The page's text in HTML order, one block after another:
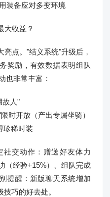
装备应对多变环境
大收益？
点。"结义系统"升级后，
奖励，有效数据表明组队
也非常丰富：
故人"
时开放（产出专属坐骑）
珍稀时装
交动作：赠送好友体力
（经验+15%）、组队完成
提醒：新版聊天系统增加
巧的好去处。